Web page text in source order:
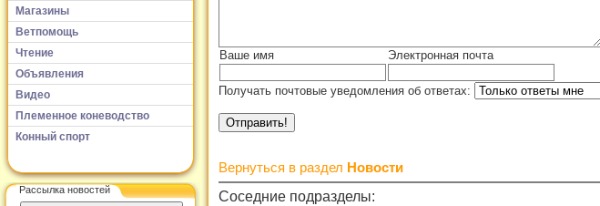
Магазины
Ветпомощь
Чтение
Объявления
Видео
Племенное коневодство
Конный спорт
Рассылка новостей
Ваше имя Электронная почта
Получать почтовые уведомления об ответах:
Вернуться в раздел Новости
Соседние подразделы: